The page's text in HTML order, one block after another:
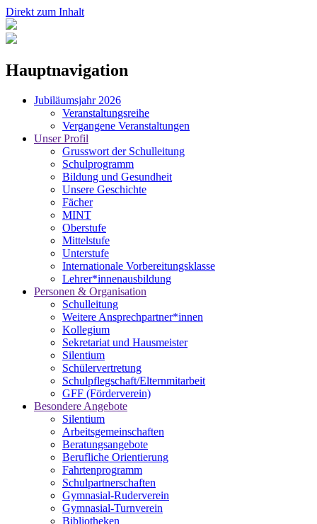
Direkt zum Inhalt
Hauptnavigation
Jubiläumsjahr 2026
Veranstaltungsreihe
Vergangene Veranstaltungen
Unser Profil
Grusswort der Schulleitung
Schulprogramm
Bildung und Gesundheit
Unsere Geschichte
Fächer
MINT
Oberstufe
Mittelstufe
Unterstufe
Internationale Vorbereitungsklasse
Lehrer*innenausbildung
Personen & Organisation
Schulleitung
Weitere Ansprechpartner*innen
Kollegium
Sekretariat und Hausmeister
Silentium
Schülervertretung
Schulpflegschaft/Elternmitarbeit
GFF (Förderverein)
Besondere Angebote
Silentium
Arbeitsgemeinschaften
Beratungsangebote
Berufliche Orientierung
Fahrtenprogramm
Schulpartnerschaften
Gymnasial-Ruderverein
Gymnasial-Turnverein
Bibliotheken